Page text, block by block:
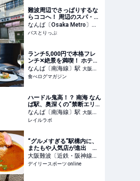
難波周辺でさっぱりするな
らココへ！ 周辺のスパ・銭
湯情報まとめ。早朝深夜に
営業するお店も紹介
なんば〔Osaka Metro〕 駅
大阪府大阪市中央区
バスとりっぷ
ランチ5,000円で本格フレ
ンチ✕絶景を満喫！ ホテル
最上階のモダンビストロ
（大阪・難波） | 食べログ
マガジン
なんば〔南海線〕駅 大阪府
大阪市浪速区
食べログマガジン
ハードル鬼高！？ 南海 なん
ば駅、奥深くの“禁断エリ
ア”「社員食堂」へ行ってき
た | レイルラボ ニュース
なんば〔南海線〕駅 大阪府
大阪市浪速区
レイルラボ
“グルメすぎる”駅構内に、
またもや人気店が進出 駅
ナカで「本格スパイスカレ
ー」が味わえる/デイリース
ポーツ online
大阪難波〔近鉄・阪神線〕
駅 大阪府大阪市中央区
デイリースポーツ online